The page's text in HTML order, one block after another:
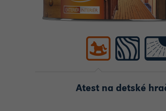
Atest na detské